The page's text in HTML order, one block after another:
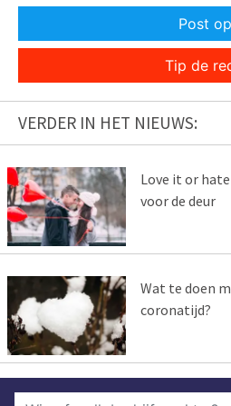
Post
Tip de
VERDER IN HET NIEUWS:
Love it or
voor de deur
Wat te doen
coronatijd?